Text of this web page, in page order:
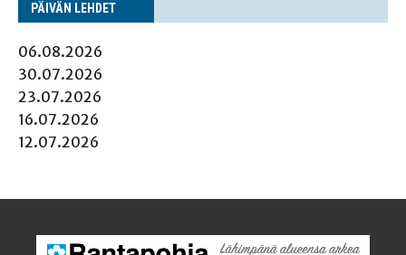
PÄI­VÄN LEHDET
06.08.2026
30.07.2026
23.07.2026
16.07.2026
12.07.2026